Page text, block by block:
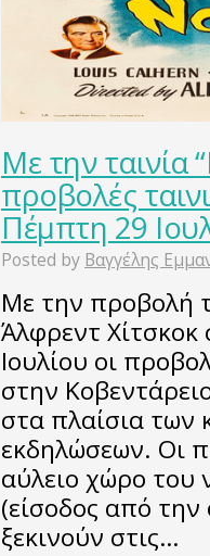
Με την ταινία
προβολές
Πέμπτη 29
Posted by Βαγγέλης
Με την προβολή
Άλφρεντ Χίτσκοκ
Ιουλίου οι
στην
στα πλαίσια των
εκδηλώσεων. Οι
αύλειο χώρο του
(είσοδος από
ξεκινούν στις…